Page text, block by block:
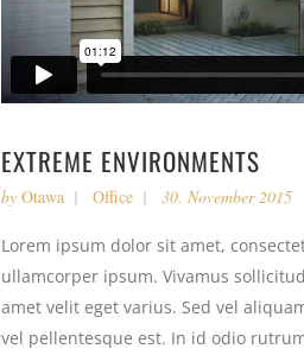
EXTREME ENVIRONMENTS
by Otawa Office 30. November 2015
Lorem ipsum dolor sit amet,
ullamcorper ipsum. Vivamus
amet velit eget varius. Sed vel
vel pellentesque est. In id odio